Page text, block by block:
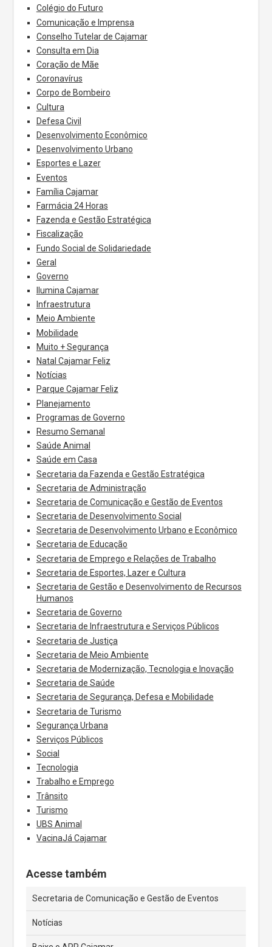
Colégio do Futuro
Comunicação e Imprensa
Conselho Tutelar de Cajamar
Consulta em Dia
Coração de Mãe
Coronavírus
Corpo de Bombeiro
Cultura
Defesa Civil
Desenvolvimento Econômico
Desenvolvimento Urbano
Esportes e Lazer
Eventos
Família Cajamar
Farmácia 24 Horas
Fazenda e Gestão Estratégica
Fiscalização
Fundo Social de Solidariedade
Geral
Governo
Ilumina Cajamar
Infraestrutura
Meio Ambiente
Mobilidade
Muito + Segurança
Natal Cajamar Feliz
Notícias
Parque Cajamar Feliz
Planejamento
Programas de Governo
Resumo Semanal
Saúde Animal
Saúde em Casa
Secretaria da Fazenda e Gestão Estratégica
Secretaria de Administração
Secretaria de Comunicação e Gestão de Eventos
Secretaria de Desenvolvimento Social
Secretaria de Desenvolvimento Urbano e Econômico
Secretaria de Educação
Secretaria de Emprego e Relações de Trabalho
Secretaria de Esportes, Lazer e Cultura
Secretaria de Gestão e Desenvolvimento de Recursos
Humanos
Secretaria de Governo
Secretaria de Infraestrutura e Serviços Públicos
Secretaria de Justiça
Secretaria de Meio Ambiente
Secretaria de Modernização, Tecnologia e Inovação
Secretaria de Saúde
Secretaria de Segurança, Defesa e Mobilidade
Secretaria de Turismo
Segurança Urbana
Serviços Públicos
Social
Tecnologia
Trabalho e Emprego
Trânsito
Turismo
UBS Animal
VacinaJá Cajamar
Acesse também
Secretaria de Comunicação e Gestão de Eventos
Notícias